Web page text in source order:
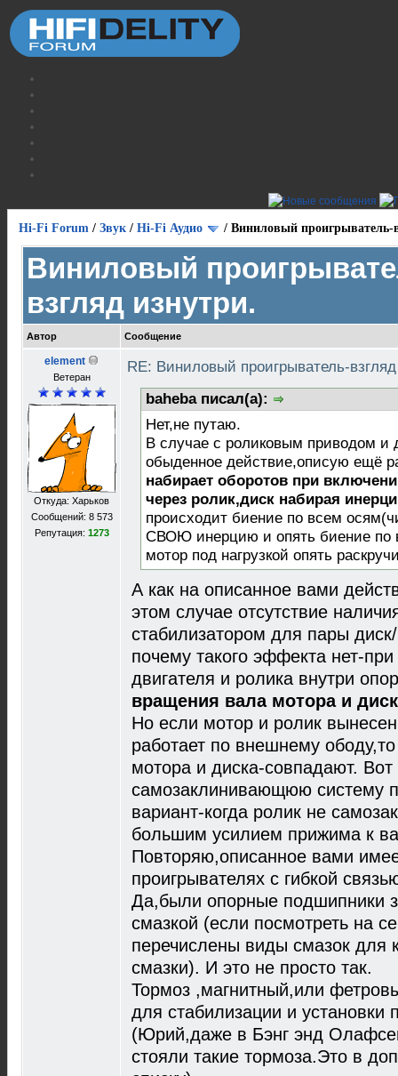
Hi-Fi Forum / Звук / Hi-Fi Аудио / Виниловый проигрыватель-
Виниловый
взгляд изнутри.
Автор Сообщение
element
Ветеран
Откуда: Харьков
Сообщений: 8 573
Репутация: 1273
RE: Виниловый проигрыватель-
baheba писал(а):
Нет,не путаю.
В случае с роликовым приводом
обыденное действие,описую ещё
набирает оборотов при
через ролик,диск набирая
происходит биение по всем
СВОЮ инерцию и опять биение по
мотор под нагрузкой опять
А как на описанное вами
этом случае отсутствие
стабилизатором для пары
почему такого эффекта нет-
двигателя и ролика внутри
вращения вала мотора и
Но если мотор и ролик
работает по внешнему
мотора и диска-совпадают.
самозаклинивающюю систему
вариант-когда ролик не
большим усилием прижима к
Повторяю,описанное вами
проигрывателях с гибкой
Да,были опорные подшипники
смазкой (если посмотреть на
перечислены виды смазок для
смазки). И это не просто так.
Тормоз ,магнитный,или
для стабилизации и установки
(Юрий,даже в Бэнг энд
стояли такие тормоза.Это в